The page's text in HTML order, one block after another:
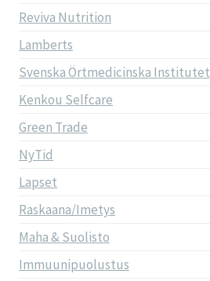
Reviva Nutrition
Lamberts
Svenska Örtmedicinska Institutet
Kenkou Selfcare
Green Trade
NyTid
Lapset
Raskaana/Imetys
Maha & Suolisto
Immuunipuolustus